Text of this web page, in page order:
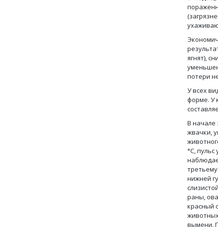
ягнят),
потери
У всех
форме. У
В начале
жвачки,
°С,
нижней
раны,
красный
вымени.